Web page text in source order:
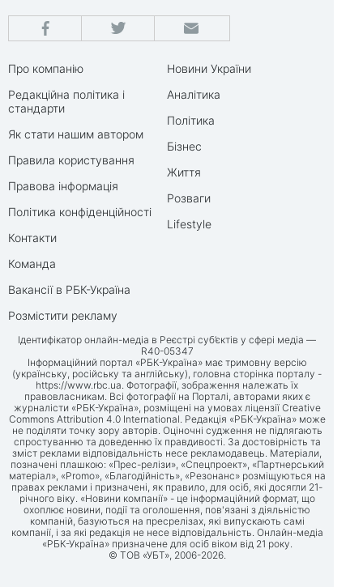
Про компанію
Редакційна політика і
стандарти
Як стати нашим автором
Правила користування
Правова інформація
Політика конфіденційності
Контакти
Команда
Вакансії в РБК-Україна
Розмістити рекламу
Новини України
Аналітика
Політика
Бізнес
Життя
Розваги
Lifestyle
Ідентифікатор онлайн-медіа в Реєстрі суб’єктів у сфері медіа —
R40-05347
Інформаційний портал «РБК-Україна» має тримовну версію
(українську, російську та англійську), головна сторінка порталу -
https://www.rbc.ua. Фотографії, зображення належать їх
правовласникам. Всі фотографії на Порталі, авторами яких є
журналісти «РБК-Україна», розміщені на умовах ліцензії Creative
Commons Attribution 4.0 International. Редакція «РБК-Україна» може
не поділяти точку зору авторів. Оціночні судження не підлягають
спростуванню та доведенню їх правдивості. За достовірність та
зміст реклами відповідальність несе рекламодавець. Матеріали,
позначені плашкою: «Прес-релізи», «Спецпроект», «Партнерський
матеріал», «Promo», «Благодійність», «Резонанс» розміщуються на
правах реклами і призначені, як правило, для осіб, які досягли 21-
річного віку. «Новини компанії» - це інформаційний формат, що
охоплює новини, події та оголошення, пов'язані з діяльністю
компаній, базуються на пресрелізах, які випускають самі
компанії, і за які редакція не несе відповідальність. Онлайн-медіа
«РБК-Україна» призначене для осіб віком від 21 року.
© ТОВ «УБТ», 2006-2026.